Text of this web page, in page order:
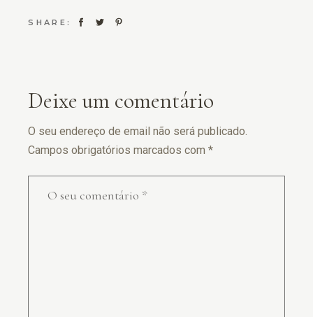
SHARE:
Deixe um comentário
O seu endereço de email não será publicado.
Campos obrigatórios marcados com*